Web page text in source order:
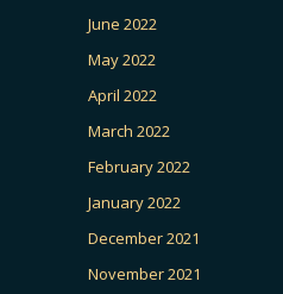
June 2022
May 2022
April 2022
March 2022
February 2022
January 2022
December 2021
November 2021